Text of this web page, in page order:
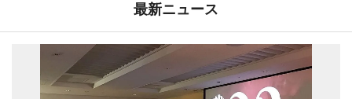
最新ニュース